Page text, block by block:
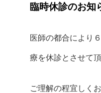
臨時休診のお知
医師の都合により
療を休診とさせて頂
ご理解の程宜しく